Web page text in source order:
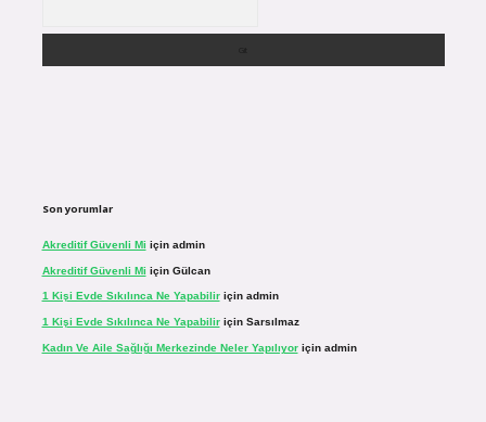
Son yorumlar
Akreditif Güvenli Mi için admin
Akreditif Güvenli Mi için Gülcan
1 Kişi Evde Sıkılınca Ne Yapabiliriçin admin
1 Kişi Evde Sıkılınca Ne Yapabiliriçin Sarsılmaz
Kadın Ve Aile Sağlığı Merkezinde Neler Yapılıyoriçin admin